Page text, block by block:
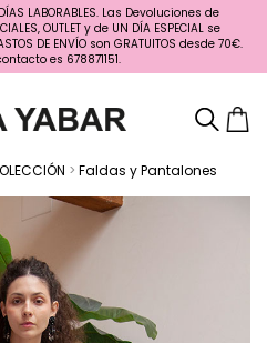
LABORABLES. Las Devoluciones de
OUTLET y de UN DÍA ESPECIAL se
DE ENVÍO son GRATUITOS desde 70€.
es 678871151.
> Faldas y Pantalones